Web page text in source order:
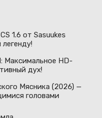
1.6 от Sasuukes
Максимальное HD-
дух!
Мясника (2026) —
головами